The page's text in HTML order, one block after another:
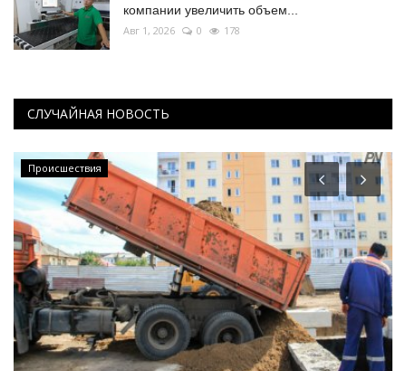
компании увеличить объем...
Авг 1, 2026 0 178
СЛУЧАЙНАЯ НОВОСТЬ
Происшествия